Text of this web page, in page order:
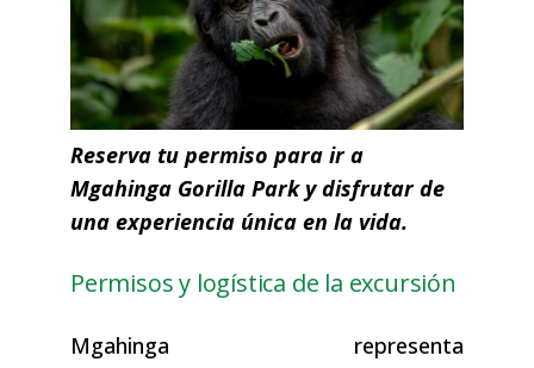
Reserva tu permiso para ir a
Mgahinga Gorilla Park y disfrutar de
una experiencia única en la vida.
Permisos y logística de la excursión
Mgahinga representa